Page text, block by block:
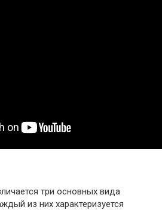
три основных вида
из них характеризуется